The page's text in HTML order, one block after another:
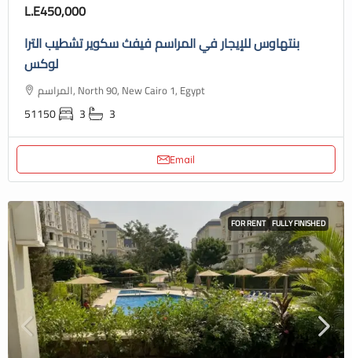
L.E450,000
بنتهاوس للإيجار في المراسم فيفث سكوير تشطيب الترا
لوكس
المراسم, North 90, New Cairo 1, Egypt
51150 3 3
Email
FOR RENT FULLY FINISHED